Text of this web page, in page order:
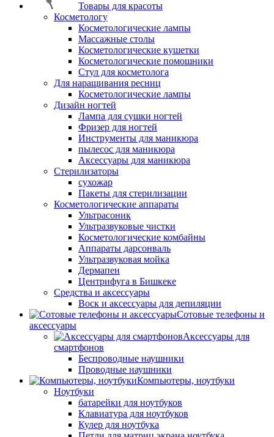
Товары для красоты
Косметологу
Косметологические лампы
Массажные столы
Косметологические кушетки
Косметологические помошники
Стул для косметолога
Для наращивания ресниц
Косметологические лампы
Дизайн ногтей
Лампа для сушки ногтей
Фризер для ногтей
Инструменты для маникюра
пылесос для маникюра
Аксессуары для маникюра
Стерилизаторы
сухожар
Пакеты для стерилизации
Косметологические аппараты
Ультрасоник
Ультразвуковые чистки
Косметологические комбайны
Аппараты дарсонваль
Ультразвуковая мойка
Дермапен
Центрифуга в Бишкеке
Средства и аксессуары
Воск и аксессуары для депиляции
Сотовые телефоны и
аксессуары
Аксессуары для
смартфонов
Беспроводные наушники
Проводные наушники
Компьютеры, ноутбуки
Ноутбуки
батарейки для ноутбуков
Клавиатура для ноутбуков
Кулер для ноутбука